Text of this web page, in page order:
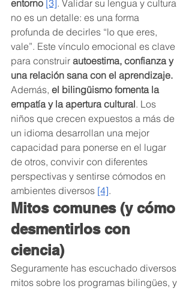
entorno [3] . Validar su lengua y cultura
no es un detalle: es una forma
profunda de decirles “lo que eres,
vale”. Este vínculo emocional es clave
para construir autoestima, confianza y
una relación sana con el aprendizaje.
Además, el bilingüismo fomenta la
empatía y la apertura cultural. Los
niños que crecen expuestos a más de
un idioma desarrollan una mejor
capacidad para ponerse en el lugar
de otros, convivir con diferentes
perspectivas y sentirse cómodos en
ambientes diversos [4].
Mitos comunes (y cómo
desmentirlos con
ciencia)
Seguramente has escuchado diversos
mitos sobre los programas bilingües, y